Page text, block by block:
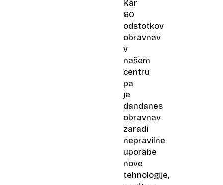
Kar
60
odstotkov
obravnav
v
našem
centru
pa
je
dandanes
obravnav
zaradi
nepravilne
uporabe
nove
tehnologije,